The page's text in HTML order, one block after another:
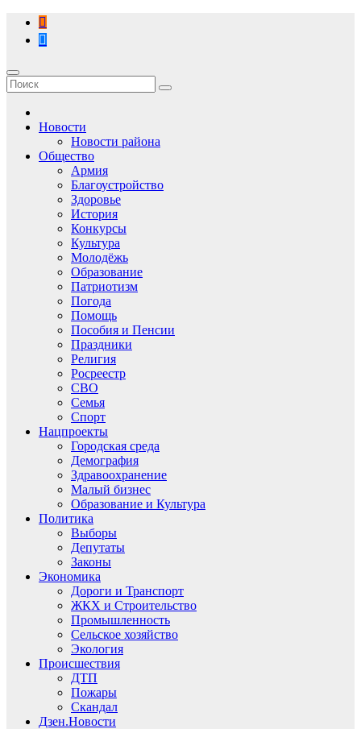
Перейти
содержимому
Новости
Новости района
Общество
Армия
Благоустройство
Здоровье
История
Конкурсы
Культура
Молодёжь
Образование
Патриотизм
Погода
Помощь
Пособия и Пенсии
Праздники
Религия
Росреестр
СВО
Семья
Спорт
Нацпроекты
Городская среда
Демография
Здравоохранение
Малый бизнес
Образование и Культура
Политика
Выборы
Депутаты
Законы
Экономика
Дороги и Транспорт
ЖКХ и Строительство
Промышленность
Сельское хозяйство
Экология
Происшествия
ДТП
Пожары
Скандал
Дзен.Новости